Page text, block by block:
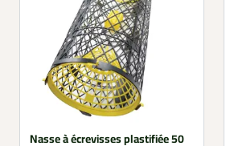
Nasse à écrevisses plastifiée 50